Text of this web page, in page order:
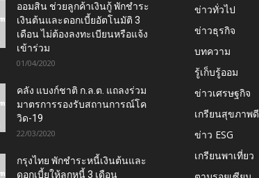
ออมสิน ช่วยลูกค้าเงินกู้ พักชำระ
เงินต้นและดอกเบี้ยอัตโนมัติ 3
เดือน ไม่ต้องลงทะเบียนหรือแจ้ง
เข้าร่วม
01/04/2020
คลัง แบงก์ชาติ ก.ล.ต. แถลงร่วม
มาตรการรองรับสถานการณ์โค
วิด-19
22/03/2020
กรุงไทย พักชำระหนี้เงินต้นและ
ดอกเบี้ยให้ลูกหนี้ 3 เดือน
ข่าวทั่วไป
ข่าวธุรกิจ
บทความ
รู้เก็บรู้ออม
ข่าวเศรษฐกิจ
เกรียนสุขภาพดี
ข่าว ESG
เกรียนพาเที่ยว